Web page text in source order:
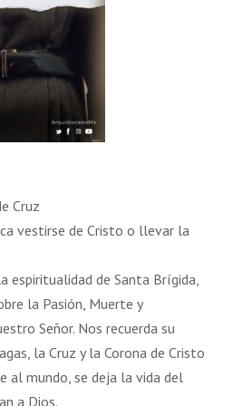
Cruz
vestirse de Cristo o llevar la
espiritualidad de Santa Brígida,
la Pasión, Muerte y
Señor. Nos recuerda su
la Cruz y la Corona de Cristo
al mundo, se deja la vida del
a Dios.